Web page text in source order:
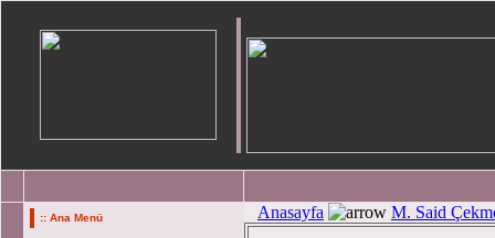
:: Ana Menü Anasayfa M. Said